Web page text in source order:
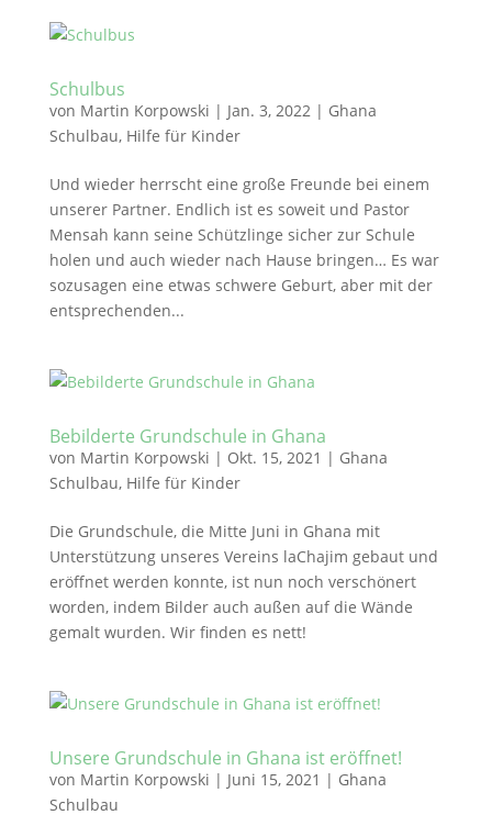
Schulbus
von Martin Korpowski | Jan. 3, 2022| Ghana
Schulbau, Hilfe für Kinder
Und wieder herrscht eine große Freunde bei einem
unserer Partner. Endlich ist es soweit und Pastor
Mensah kann seine Schützlinge sicher zur Schule
holen und auch wieder nach Hause bringen… Es war
sozusagen eine etwas schwere Geburt, aber mit der
entsprechenden...
Bebilderte Grundschule in Ghana
von Martin Korpowski | Okt. 15, 2021 | Ghana
Schulbau, Hilfe für Kinder
Die Grundschule, die Mitte Juni in Ghana mit
Unterstützung unseres Vereins laChajim gebaut und
eröffnet werden konnte, ist nun noch verschönert
worden, indem Bilder auch außen auf die Wände
gemalt wurden. Wir finden es nett!
Unsere Grundschule in Ghana ist eröffnet!
von Martin Korpowski | Juni 15, 2021 | Ghana
Schulbau